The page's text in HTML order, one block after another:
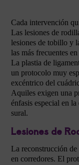
Cada intervención
Las lesiones de
lesiones de tobillo y
las más frecuentes
La plastia de
un protocolo muy
excéntrico del
Aquiles exigen una
énfasis especial en
sural.
Lesiones de
La reconstrucción
en corredores. El